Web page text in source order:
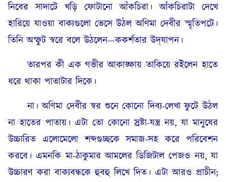
নিবের সাদাটে খড়ি ফোটানো আঁকচিরা। আঁকচিরাটা দেখে
হারিয়ে যাওয়া বাক্যগুলো ভেসে উঠল অণিমা দেবীর স্মৃতিপটে।
তিনি অস্ফুট স্বরে বলে উঠলেন—ককর্শতার উদ্‌যাপন।
তারপর কী এক গভীর আকাঙ্ক্ষায় তাকিয়ে রইলেন হাতে
ধরে থাকা পাতাটার দিকে।
না। অণিমা দেবীর স্বর শুনে কোনো দিব্য-লেখা ফুটে উঠল
না হাতের পাতায়। এটা তো কোনো স্রষ্টা-যন্ত্র নয়, যা মানুষের
উচ্চারিত এলোমেলো শব্দগুচ্ছকে সমাজ-সহ করে পরিবেশন
করবে। এমনকি মা-ঠাকুমার আমলের ডিজিটাল পেজও নয়, যা
উচ্চারণ করা বাক্যবন্ধকে হুবহু লিখে দিত। এটা আরও প্রাচীন;